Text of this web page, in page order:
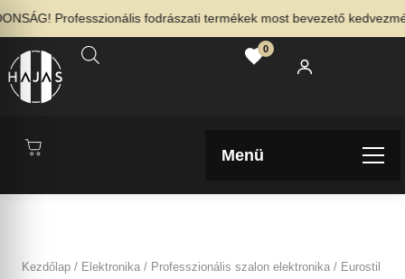
Professzionális fodrászati termékek most bevezető
0
Menü
Kezdőlap / Elektronika / Professzionális szalon elektronika / Eurostil